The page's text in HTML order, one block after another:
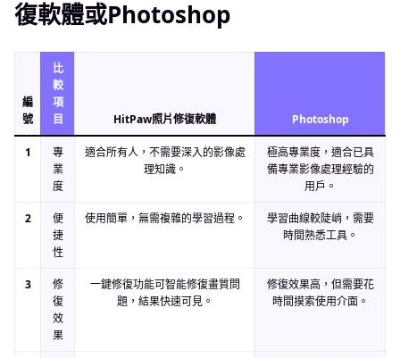
復軟體或Photoshop
編
號
比
較
項
目
HitPaw照片修復軟體 Photoshop
1
專
業
度
適合所有人，不需要深入的影像處
理知識。
極高專業度，適合已具
備專業影像處理經驗的
用戶。
2
便
捷
性
使用簡單，無需複雜的學習過程。
學習曲線較陡峭，需要
時間熟悉工具。
3
修
復
效
果
一鍵修復功能可智能修復畫質問
題，結果快速可見。
修復效果高，但需要花
時間摸索使用介面。